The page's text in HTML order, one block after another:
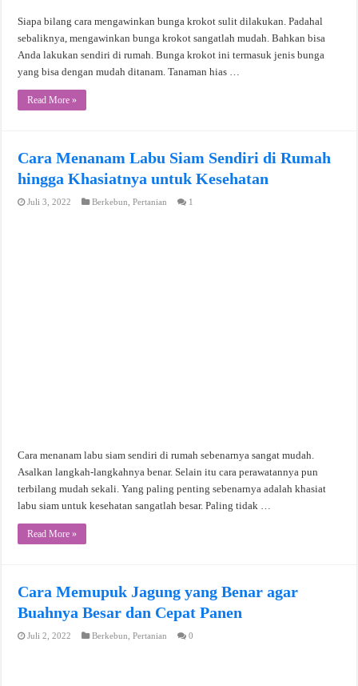
Siapa bilang cara mengawinkan bunga krokot sulit dilakukan. Padahal
sebaliknya, mengawinkan bunga krokot sangatlah mudah. Bahkan bisa
Anda lakukan sendiri di rumah. Bunga krokot ini termasuk jenis bunga
yang bisa dengan mudah ditanam. Tanaman hias …
Read More »
Cara Menanam Labu Siam Sendiri di Rumah
hingga Khasiatnya untuk Kesehatan
Juli 3, 2022 Berkebun ,Pertanian 1
Cara menanam labu siam sendiri di rumah sebenarnya sangat mudah.
Asalkan langkah-langkahnya benar. Selain itu cara perawatannya pun
terbilang mudah sekali. Yang paling penting sebenarnya adalah khasiat
labu siam untuk kesehatan sangatlah besar. Paling tidak …
Read More »
Cara Memupuk Jagung yang Benar agar
Buahnya Besar dan Cepat Panen
Juli 2, 2022 Berkebun ,Pertanian 0